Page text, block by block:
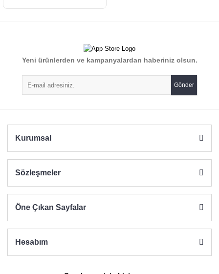
Yeni ürünlerden ve kampanyalardan haberiniz olsun.
Gönder
Kurumsal
Sözleşmeler
Öne Çıkan Sayfalar
Hesabım